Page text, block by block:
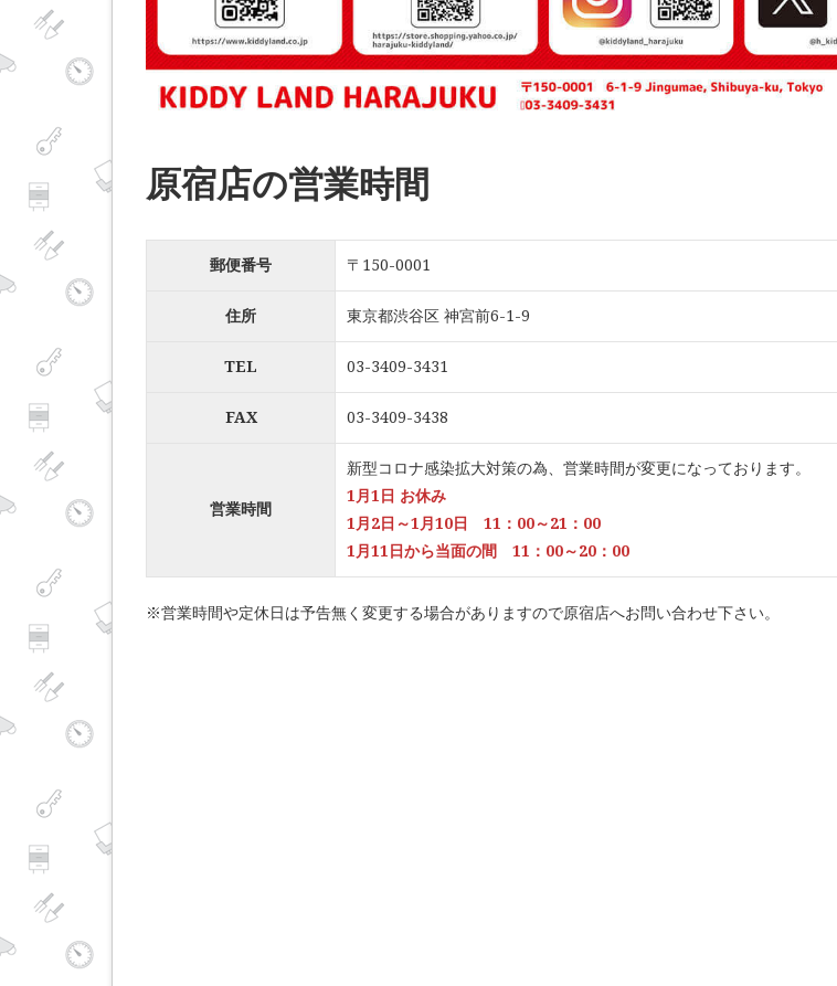
原宿店の営業時間
郵便番号 〒150-0001
住所 東京都渋谷区 神宮前6-1-9
TEL 03-3409-3431
FAX 03-3409-3438
営業時間
新型コロナ感染拡大対策の為、営業時間が変更になっております。
1月1日 お休み
1月2日～1月10日 11：00～21：00
1月11日から当面の間 11：00～20：00
※営業時間や定休日は予告無く変更する場合がありますので原宿店へお問い合わせ下さい。